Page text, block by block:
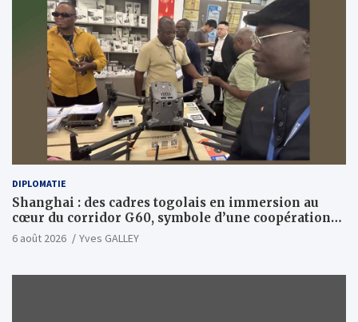
DIPLOMATIE
Shanghai : des cadres togolais en immersion au
cœur du corridor G60, symbole d’une coopération
sino-togolaise axée sur l’excellence et le leadership
6 août 2026 Yves GALLEY